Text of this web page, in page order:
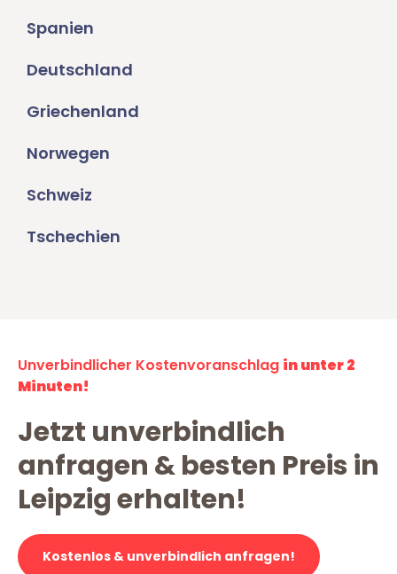
Spanien
Deutschland
Griechenland
Norwegen
Schweiz
Tschechien
Unverbindlicher Kostenvoranschlag in unter 2
Minuten!
Jetzt unverbindlich
anfragen & besten Preis in
Leipzig erhalten!
Kostenlos & unverbindlich anfragen!